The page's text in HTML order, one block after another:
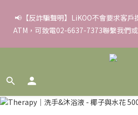
✨滿額好禮 ➊滿９９９贈▸彈力保濕面
熱敷眼罩/盒 ❸滿３３８８贈▸積雪
📢【反詐騙聲明】LiKOO不會要求客
ATM，可致電02-6637-7373聯繫我們
✨滿額好禮 ➊滿９９９贈▸彈力保濕面
熱敷眼罩/盒 ❸滿３３８８贈▸積雪草